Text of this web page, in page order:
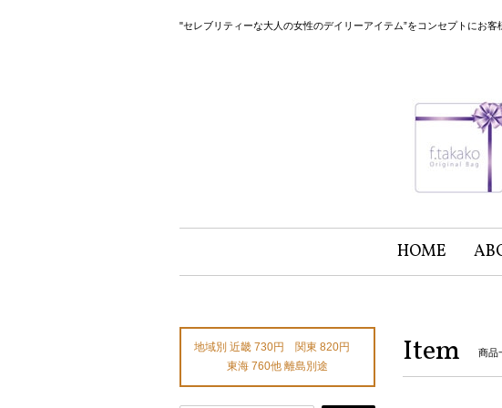
"セレブリティーな大人の女性のデイリーアイテム”をコンセプトにお客
HOME
Item 商品
地域別 近畿 730円 関東 820円
東海 760他 離島別途